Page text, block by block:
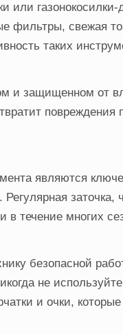
или
фильтры, свежая
таких
и защищенном от
являются
заточка,
в течение многих
безопасной
не
и очки,